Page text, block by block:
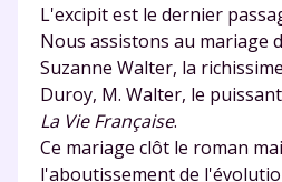
L'excipit est le dernier
Nous assistons au mariage
Suzanne Walter, la
Duroy, M. Walter, le
La Vie Française.
Ce mariage clôt le roman
l'aboutissement de